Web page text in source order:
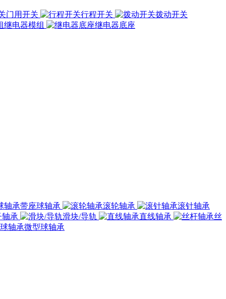
门用开关 行程开关
拨动开关
继电器模组 继电器底座
带座球轴承 滚轮轴承
滚针轴承
轴承 滑块/导轨 直线轴承
丝
微型球轴承